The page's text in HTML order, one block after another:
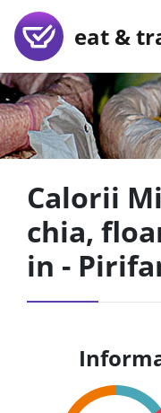
eat &
Calorii
chia,
in -